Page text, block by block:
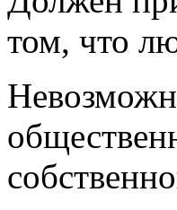
том, что